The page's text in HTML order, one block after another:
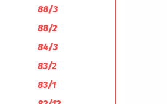
88/3
88/2
84/3
83/2
83/1